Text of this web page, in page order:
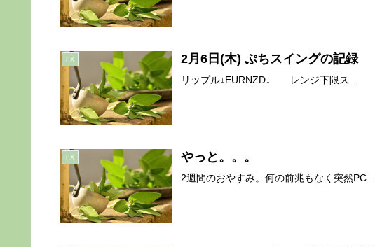
FX 2月6日(木) ぷちスイングの記録
リップル↓EURNZD↓ レンジ下限ス...
FX やっと。。。
2週間のおやすみ。何の前兆もなく突然PC...